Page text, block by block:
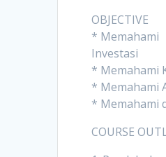
OBJECTIVE
*
Investasi
* Memahami
* Memahami
* Memahami
COURSE